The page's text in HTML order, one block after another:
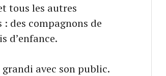
tous les autres
des compagnons de
d’enfance.
avec son public.